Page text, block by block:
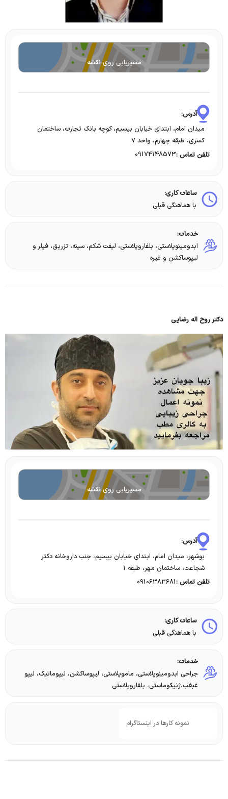
مسیریابی روی نقشه
آدرس:
میدان امام، ابتدای خیابان بیسیم، کوچه بانک تجارت، ساختمان
کسری، طبقه چهارم، واحد ۷
تلفن تماس :09174148573
ساعات کاری:
با هماهنگی قبلی
خدمات:
ابدومینوپلاستی، بلفاروپلاستی، لیفت شکم، سینه، تزریق، فیلر و
لیپوساکشن و غیره
دکتر روح اله رضایی
مسیریابی روی نقشه
آدرس:
بوشهر، میدان امام، ابتدای خیابان بیسیم، جنب داروخانه دکتر
شجاعت، ساختمان مهر، طبقه 1
تلفن تماس :09106383681
ساعات کاری:
با هماهنگی قبلی
خدمات:
جراحی ابدومینوپلاستی، ماموپلاستی، لیپوساکشن، لیپوماتیک، لیپو
غبغب،ژنیکوماستی، بلفاروپلاستی
نمونه کارها در اینستاگرام